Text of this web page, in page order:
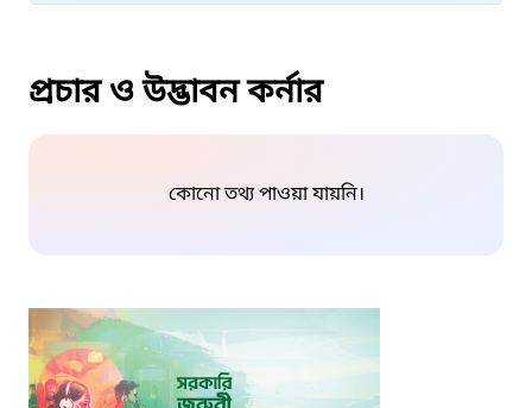
প্রচার ও উদ্ভাবন কর্নার
কোনো তথ্য পাওয়া যায়নি।